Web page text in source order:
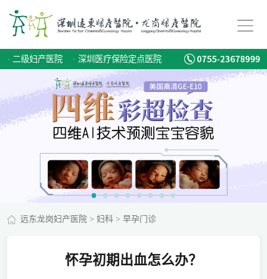
· 二级妇产医院 · 深圳医疗保险定点医院
远东龙岗妇产医院> 妇科> 早孕门诊
怀孕初期出血怎么办？